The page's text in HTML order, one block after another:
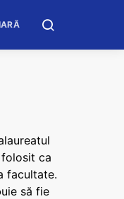
ca
facultate.
să fie